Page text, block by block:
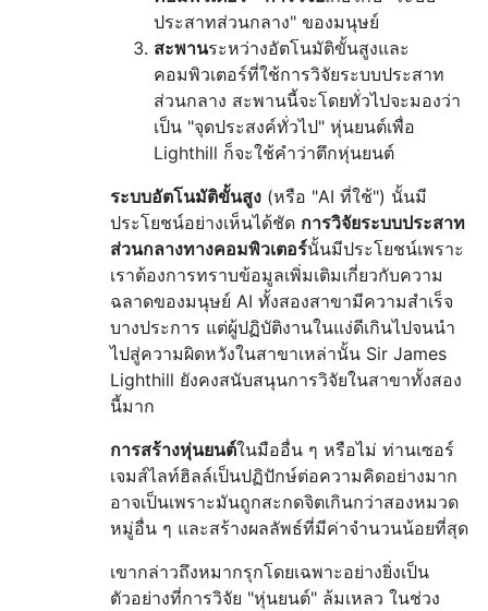
ประสาทส่วนกลาง" ของมนุษย์
สะพานระหว่างอัตโนมัติขั้นสูงและ
คอมพิวเตอร์ที่ใช้การวิจัยระบบประสาท
ส่วนกลาง สะพานนี้จะโดยทั่วไปจะมองว่า
เป็น "จุดประสงค์ทั่วไป" หุ่นยนต์เพื่อ
Lighthill ก็จะใช้คำว่าตึกหุ่นยนต์
ระบบอัตโนมัติขั้นสูง (หรือ "AI ที่ใช้") นั้นมี
ประโยชน์อย่างเห็นได้ชัด การวิจัยระบบประสาท
ส่วนกลางทางคอมพิวเตอร์นั้นมีประโยชน์เพราะ
เราต้องการทราบข้อมูลเพิ่มเติมเกี่ยวกับความ
ฉลาดของมนุษย์ AI ทั้งสองสาขามีความสำเร็จ
บางประการ แต่ผู้ปฏิบัติงานในแง่ดีเกินไปจนนำ
ไปสู่ความผิดหวังในสาขาเหล่านั้น Sir James
Lighthill ยังคงสนับสนุนการวิจัยในสาขาทั้งสอง
นี้มาก
การสร้างหุ่นยนต์ในมืออื่น ๆ หรือไม่ ท่านเซอร์
เจมส์ไลท์ฮิลล์เป็นปฏิปักษ์ต่อความคิดอย่างมาก
อาจเป็นเพราะมันถูกสะกดจิตเกินกว่าสองหมวด
หมู่อื่น ๆ และสร้างผลลัพธ์ที่มีค่าจำนวนน้อยที่สุด
เขากล่าวถึงหมากรุกโดยเฉพาะอย่างยิ่งเป็น
ตัวอย่างที่การวิจัย "หุ่นยนต์" ล้มเหลว ในช่วง